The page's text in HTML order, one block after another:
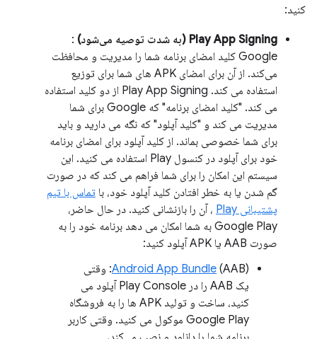
کنید:
Play App Signing (به شدت توصیه می‌شود)
:
Google کلید امضای برنامه شما را مدیریت و محافظت
می‌کند. از آن برای امضای APK های شما برای توزیع
استفاده می کند. Play App Signing از دو کلید استفاده
می کند. "کلید امضای برنامه" که Google برای شما
مدیریت می کند و "کلید آپلود" که نگه می دارید و باید
برای شما خصوصی بماند. از کلید آپلود برای امضای برنامه
خود برای آپلود در کنسول Play استفاده می کنید. این
سیستم این امکان را برای شما فراهم می کند که در صورت
گم شدن یا به خطر افتادن کلید آپلود خود، با تماس با تیم
پشتیبانی Play
، آن را بازنشانی کنید. در حال حاضر،
Google Play به شما امکان می دهد برنامه خود را به
صورت AAB یا APK آپلود کنید:
Android App Bundle(AAB): وقتی
یک AAB را در Play Console آپلود می
کنید، ساخت و تولید APK ها را به فروشگاه
Google Play موکول می کنید. وقتی کاربر